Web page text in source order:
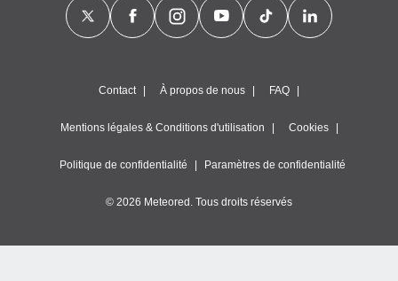
Contact À propos de nous FAQ
Mentions légales & Conditions d'utilisation Cookies
Politique de confidentialité Paramètres de confidentialité
© 2026 Meteored. Tous droits réservés